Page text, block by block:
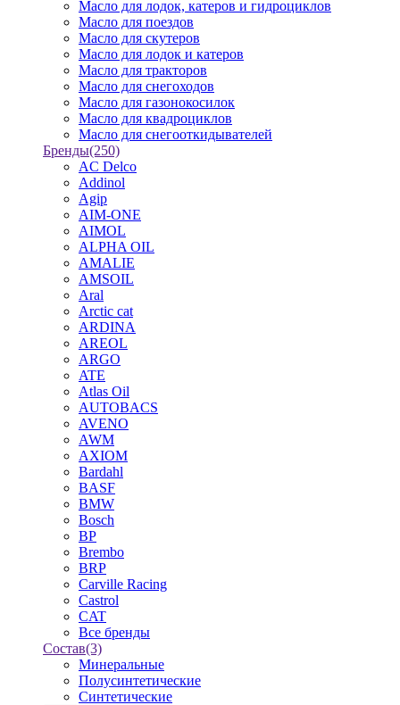
Масло для лодок, катеров и гидроциклов
Масло для поездов
Масло для скутеров
Масло для лодок и катеров
Масло для тракторов
Масло для снегоходов
Масло для газонокосилок
Масло для квадроциклов
Масло для снегооткидывателей
Бренды(250)
AC Delco
Addinol
Agip
AIM-ONE
AIMOL
ALPHA OIL
AMALIE
AMSOIL
Aral
Arctic cat
ARDINA
AREOL
ARGO
ATE
Atlas Oil
AUTOBACS
AVENO
AWM
AXIOM
Bardahl
BASF
BMW
Bosch
BP
Brembo
BRP
Carville Racing
Castrol
CAT
Все бренды
Состав(3)
Минеральные
Полусинтетические
Синтетические